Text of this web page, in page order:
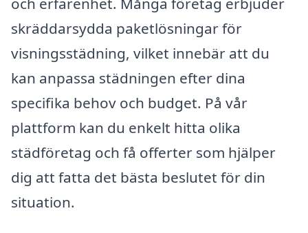
skräddarsydda paketlösningar för
visningsstädning, vilket innebär att du
kan anpassa städningen efter dina
specifika behov och budget. På vår
plattform kan du enkelt hitta olika
städföretag och få offerter som hjälper
dig att fatta det bästa beslutet för din
situation.